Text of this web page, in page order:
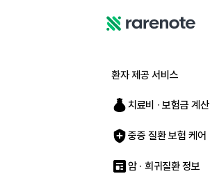
트
환자 제공 서비스
치료비 ∙ 보험금 계산
중증 질환 보험 케어
암 · 희귀질환 정보